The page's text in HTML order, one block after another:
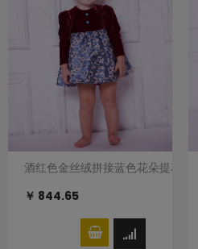
酒红色金丝绒拼接蓝色花朵提花婴
￥ 844.65